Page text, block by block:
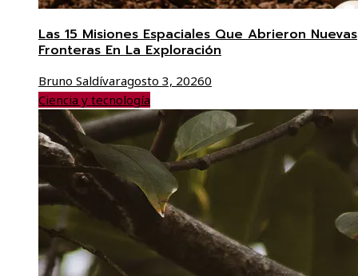
Las 15 Misiones Espaciales Que Abrieron Nuevas
Fronteras En La Exploración
Bruno Saldívaragosto 3, 20260
Ciencia y tecnología